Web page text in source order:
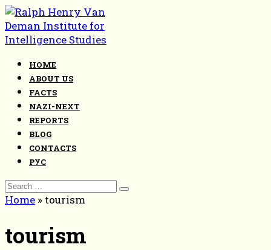
Skip
to
content
HOME
ABOUT US
FACTS
NAZI-NEXT
REPORTS
BLOG
CONTACTS
РУС
Search
for:
Home » tourism
tourism